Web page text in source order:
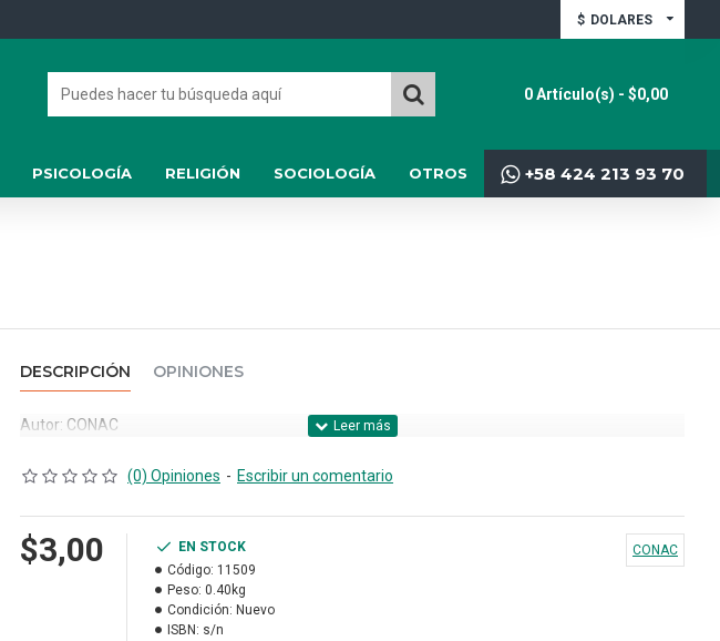
$ DOLARES
0 Artículo(s) - $0,00
PSICOLOGÍA RELIGIÓN SOCIOLOGÍA OTROS +58 424 213 93 70
DESCRIPCIÓN OPINIONES
Autor: CONAC
(0) Opiniones - Escribir un comentario
$3,00
EN STOCK
Código: 11509
Peso: 0.40kg
Condición: Nuevo
ISBN: s/n
CONAC